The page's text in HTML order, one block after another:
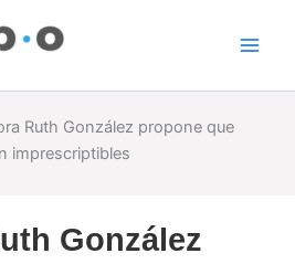
Ruth González propone que
imprescriptibles
González